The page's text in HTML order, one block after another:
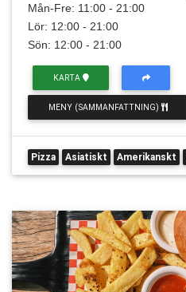
Mån-Fre: 11:00 - 21:00
Lör: 12:00 - 21:00
Sön: 12:00 - 21:00
KARTA
MENY (SAMMANFATTNING)
Pizza Asiatiskt Amerikanskt